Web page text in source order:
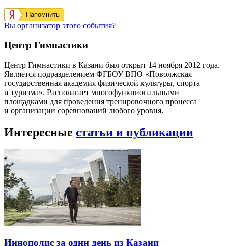
Напомнить
Вы организатор этого события?
Центр Гимнастики
Центр Гимнастики в Казани был открыт 14 ноября 2012 года.
Является подразделением ФГБОУ ВПО «Поволжская
государственная академия физической культуры, спорта
и туризма». Располагает многофункциональными
площадками для проведения тренировочного процесса
и организации соревнований любого уровня.
Интересные статьи и публикации
Иннополис за один день из Казани